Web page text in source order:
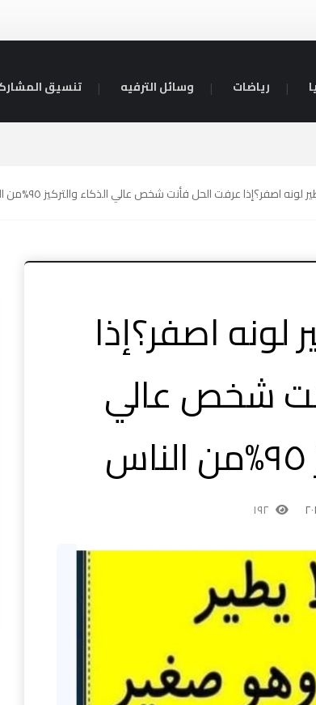
رياضات وسائل الترفيه تنسيق
لونه اصفر؟إذا عرفت الحل فأنت شخص عالي الذكاء والتركيز ٩٥%من الناس
لونه اصفر؟إذا
شخص عالي
١٩٢